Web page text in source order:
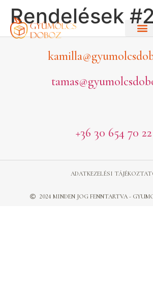
Rendelések
+36 30 654 70 22
2024 MINDEN JOG FENNTARTVA -
ADATKEZELÉSI